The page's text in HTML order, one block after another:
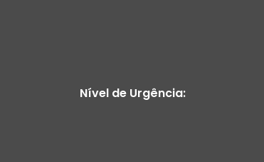
Nível de Urgência: